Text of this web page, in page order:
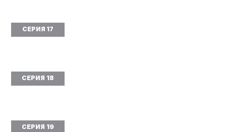
СЕРИЯ 17
СЕРИЯ 18
СЕРИЯ 19